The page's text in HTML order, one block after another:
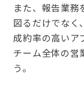
また、報告業務
図るだけでなく
成約率の高いア
チーム全体の営
う。